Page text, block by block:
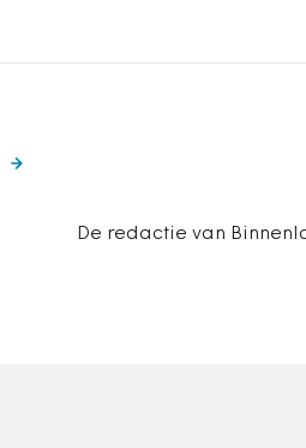
De redactie van